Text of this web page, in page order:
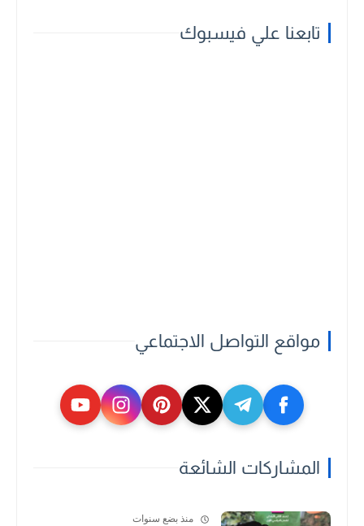
تابعنا علي فيسبوك
مواقع التواصل الاجتماعي
المشاركات الشائعة
منذ بضع سنوات